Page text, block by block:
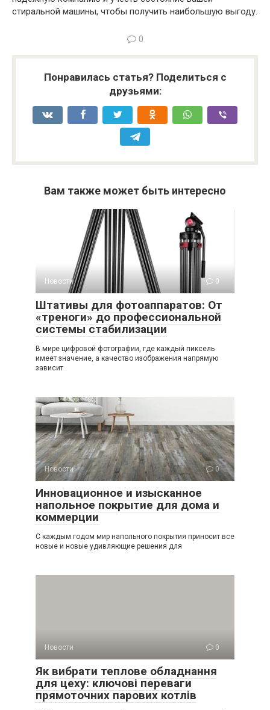
стиральной машины, чтобы получить наибольшую выгоду.
0
Понравилась статья? Поделиться с
друзьями:
Вам также может быть интересно
Новости 0
Штативы для фотоаппаратов: От
«треноги» до профессиональной
системы стабилизации
В мире цифровой фотографии, где каждый пиксель
имеет значение, а качество изображения напрямую
зависит
Новости 0
Инновационное и изысканное
напольное покрытие для дома и
коммерции
С каждым годом мир напольного покрытия приносит все
новые и новые удивляющие решения для
Новости 0
Як вибрати теплове обладнання
для цеху: ключові переваги
прямоточних парових котлів